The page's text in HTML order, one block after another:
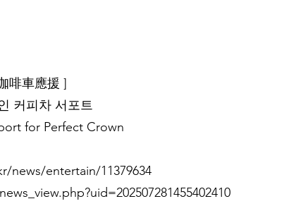
啡車應援 ]
커피차 서포트
for Perfect Crown
news/entertain/11379634